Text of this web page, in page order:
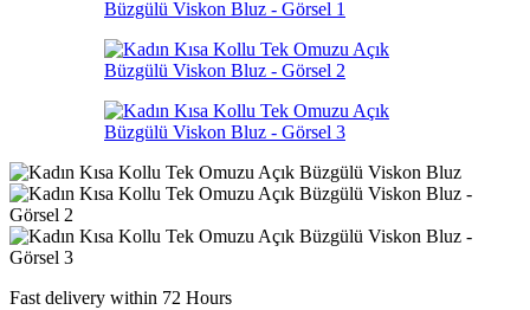
Fast delivery within 72 Hours